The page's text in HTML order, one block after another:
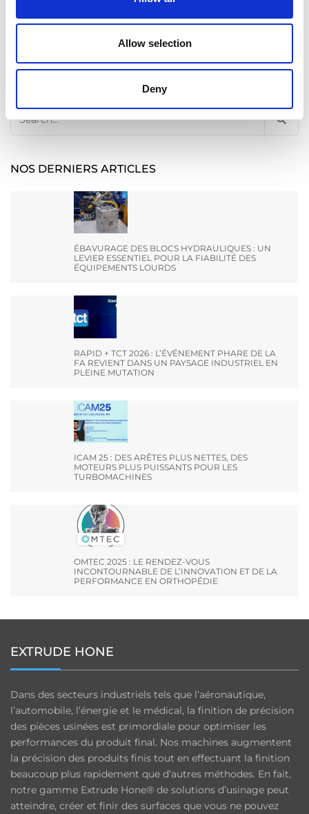
Allow selection
Deny
Search
for:
NOS DERNIERS ARTICLES
ÉBAVURAGE DES BLOCS HYDRAULIQUES : UN
LEVIER ESSENTIEL POUR LA FIABILITÉ DES
ÉQUIPEMENTS LOURDS
RAPID + TCT 2026 : L’ÉVÉNEMENT PHARE DE LA
FA REVIENT DANS UN PAYSAGE INDUSTRIEL EN
PLEINE MUTATION
ICAM 25 : DES ARÊTES PLUS NETTES, DES
MOTEURS PLUS PUISSANTS POUR LES
TURBOMACHINES
OMTEC 2025 : LE RENDEZ-VOUS
INCONTOURNABLE DE L’INNOVATION ET DE LA
PERFORMANCE EN ORTHOPÉDIE
EXTRUDE HONE
Dans des secteurs industriels tels que l’aéronautique,
l’automobile, l’énergie et le médical, la finition de précision
des pièces usinées est primordiale pour optimiser les
performances du produit final. Nos machines augmentent
la précision des produits finis tout en effectuant la finition
beaucoup plus rapidement que d’autres méthodes. En fait,
notre gamme Extrude Hone® de solutions d’usinage peut
atteindre, créer et finir des surfaces que vous ne pouvez